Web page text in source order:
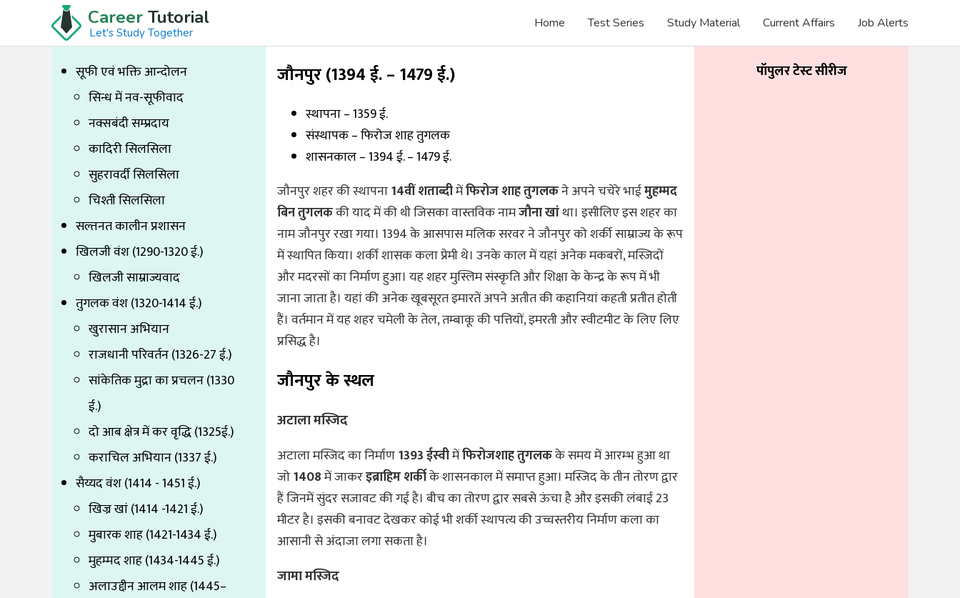
Career Tutorial
Let's Study Together
Home Test Series Study Material Current Affairs Job Alerts
सूफी एवं भक्ति आन्दोलन
सिन्ध में नव-सूफीवाद
नक्सबंदी सम्प्रदाय
कादिरी सिलसिला
सुहरावर्दी सिलसिला
चिश्ती सिलसिला
सल्तनत कालीन प्रशासन
खिलजी वंश (1290-1320 ई.)
खिलजी साम्राज्यवाद
तुगलक वंश (1320-1414 ई.)
खुरासान अभियान
राजधानी परिवर्तन (1326-27 ई.)
सांकेतिक मुद्रा का प्रचलन (1330
ई.)
दो आब क्षेत्र में कर वृद्धि (1325ई.)
कराचिल अभियान (1337 ई.)
सैय्यद वंश (1414 - 1451 ई.)
खिज्र खां (1414 -1421 ई.)
मुबारक शाह (1421-1434 ई.)
मुहम्मद शाह (1434-1445 ई.)
अलाउद्दीन आलम शाह (1445–
जौनपुर (1394 ई. – 1479 ई.)
स्थापना – 1359 ई.
संस्थापक – फिरोज शाह तुगलक
शासनकाल – 1394 ई. – 1479 ई.
जौनपुर शहर की स्थापना14वीं शताब्दीमेंफिरोज शाह तुगलकने अपने चचेरे भाईमुहम्मद
बिन तुगलककी याद में की थी जिसका वास्तविक नामजौना खांथा। इसीलिए इस शहर का
नाम जौनपुर रखा गया। 1394 के आसपास मलिक सरवर ने जौनपुर को शर्की साम्राज्य के रूप
में स्थापित किया। शर्की शासक कला प्रेमी थे। उनके काल में यहां अनेक मकबरों, मस्जिदों
और मदरसों का निर्माण हुआ। यह शहर मुस्लिम संस्कृति और शिक्षा के केन्द्र के रूप में भी
जाना जाता है। यहां की अनेक खूबसूरत इमारतें अपने अतीत की कहानियां कहती प्रतीत होती
हैं। वर्तमान में यह शहर चमेली के तेल, तम्बाकू की पत्तियों, इमरती और स्वीटमीट के लिए लिए
प्रसिद्ध है।
जौनपुर के स्थल
अटाला मस्जिद
अटाला मस्जिद का निर्माण1393 ईस्वीमेंफिरोजशाह तुगलकके समय में आरम्भ हुआ था
जो1408में जाकरइब्राहिम शर्कीके शासनकाल में समाप्त हुआ। मस्जिद के तीन तोरण द्वार
हैं जिनमें सुंदर सजावट की गई है। बीच का तोरण द्वार सबसे ऊंचा है और इसकी लंबाई 23
मीटर है। इसकी बनावट देखकर कोई भी शर्की स्थापत्य की उच्चस्तरीय निर्माण कला का
आसानी से अंदाजा लगा सकता है।
जामा मस्जिद
पॉपुलर टेस्ट सीरीज